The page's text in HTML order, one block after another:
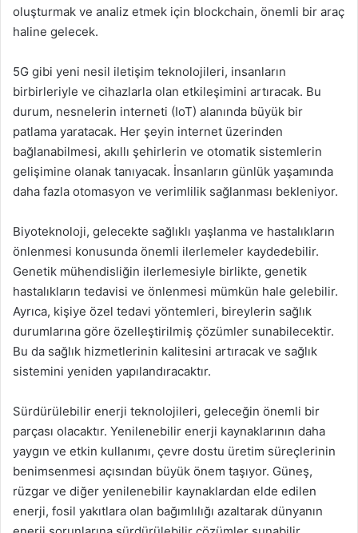
oluşturmak ve analiz etmek için blockchain, önemli bir araç
haline gelecek.
5G gibi yeni nesil iletişim teknolojileri, insanların
birbirleriyle ve cihazlarla olan etkileşimini artıracak. Bu
durum, nesnelerin interneti (IoT) alanında büyük bir
patlama yaratacak. Her şeyin internet üzerinden
bağlanabilmesi, akıllı şehirlerin ve otomatik sistemlerin
gelişimine olanak tanıyacak. İnsanların günlük yaşamında
daha fazla otomasyon ve verimlilik sağlanması bekleniyor.
Biyoteknoloji, gelecekte sağlıklı yaşlanma ve hastalıkların
önlenmesi konusunda önemli ilerlemeler kaydedebilir.
Genetik mühendisliğin ilerlemesiyle birlikte, genetik
hastalıkların tedavisi ve önlenmesi mümkün hale gelebilir.
Ayrıca, kişiye özel tedavi yöntemleri, bireylerin sağlık
durumlarına göre özelleştirilmiş çözümler sunabilecektir.
Bu da sağlık hizmetlerinin kalitesini artıracak ve sağlık
sistemini yeniden yapılandıracaktır.
Sürdürülebilir enerji teknolojileri, geleceğin önemli bir
parçası olacaktır. Yenilenebilir enerji kaynaklarının daha
yaygın ve etkin kullanımı, çevre dostu üretim süreçlerinin
benimsenmesi açısından büyük önem taşıyor. Güneş,
rüzgar ve diğer yenilenebilir kaynaklardan elde edilen
enerji, fosil yakıtlara olan bağımlılığı azaltarak dünyanın